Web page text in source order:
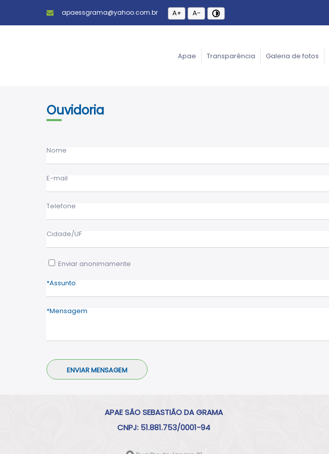
apaessgrama@yahoo.com.br A+ A-
Apae Transparência Galeria de fotos
Ouvidoria
Nome
E-mail
Telefone
Cidade/UF
Enviar anonimamente
Assunto
Mensagem
APAE SÃO SEBASTIÃO DA GRAMA
CNPJ: 51.881.753/0001-94